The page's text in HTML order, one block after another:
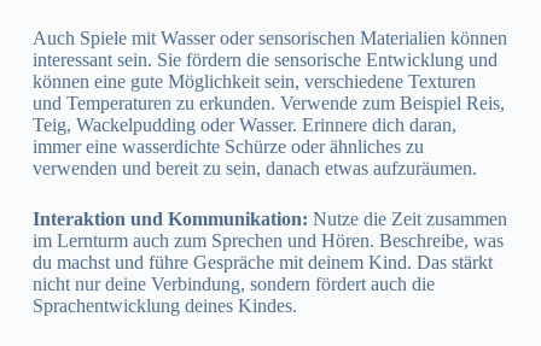
Auch Spiele mit Wasser oder sensorischen Materialien können
interessant sein. Sie fördern die sensorische Entwicklung und
können eine gute Möglichkeit sein, verschiedene Texturen
und Temperaturen zu erkunden. Verwende zum Beispiel Reis,
Teig, Wackelpudding oder Wasser. Erinnere dich daran,
immer eine wasserdichte Schürze oder ähnliches zu
verwenden und bereit zu sein, danach etwas aufzuräumen.
Interaktion und Kommunikation: Nutze die Zeit zusammen
im Lernturm auch zum Sprechen und Hören. Beschreibe, was
du machst und führe Gespräche mit deinem Kind. Das stärkt
nicht nur deine Verbindung, sondern fördert auch die
Sprachentwicklung deines Kindes.